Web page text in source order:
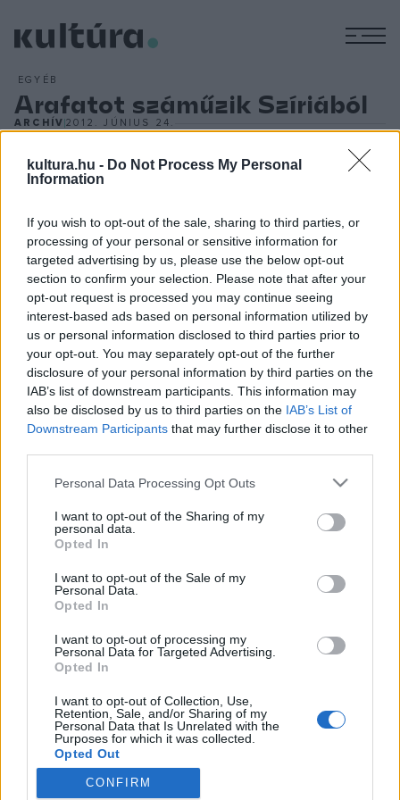
kultura.hu - Do Not Process My Personal
Information
If you wish to opt-out of the sale, sharing to third parties, or
processing of your personal or sensitive information for
targeted advertising by us, please use the below opt-out
section to confirm your selection. Please note that after your
opt-out request is processed you may continue seeing
interest-based ads based on personal information utilized by
us or personal information disclosed to third parties prior to
your opt-out. You may separately opt-out of the further
disclosure of your personal information by third parties on the
IAB’s list of downstream participants. This information may
also be disclosed by us to third parties on the IAB’s List of
Downstream Participants that may further disclose it to other
Please note that this website/app uses one or more Google
not limited to your visit or usage behaviour. You may click to
grant or deny consent to Google and its third-party tags to
use your data for below specified purposes in below Google
consent section.
Personal Data Processing Opt Outs
I want to opt-out of the Sharing of my
personal data.
Opted In
I want to opt-out of the Sale of my
Personal Data.
Opted In
I want to opt-out of processing my
Personal Data for Targeted Advertising.
Opted In
I want to opt-out of Collection, Use,
Retention, Sale, and/or Sharing of my
Personal Data that Is Unrelated with the
Purposes for which it was collected.
Opted Out
Google consents
CONFIRM
EGYÉB
Arafatot száműzik Szíriából
ARCHÍV2012. JÚNIUS 24.
(PFSZ) vezetőjének el kell hagynia Szíriát. Háfez Asszad
vezetőt. Az akció hátterében a PFSZ belső hatalmi harcai
húzódnak meg. Arafat késznek mutatkozott arra, hogy a
palesztin kérdésben kompromisszumra lépjen Huszein
jordániai királlyal, s ez ellenállást váltott ki a PFSZ-ben az
Asszad támogatását élvező radikális csoportok részről.
Május elején Libanonban az El-Fatah lázong.
HÍREK